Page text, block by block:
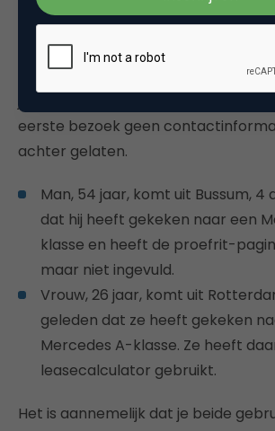
om expliciet op deze groep
en hiervoor een op maat gemaakte
ontwikkelen. Stel je bent een
eerste bezoek geen
achter gelaten.
Man, 54 jaar, komt uit Bussum, 4
dat hij heeft gekeken naar een
klasse en heeft de proefrit-
maar niet ingevuld.
Vrouw, 26 jaar, komt uit
geleden dat ze heeft gekeken
Mercedes A-klasse. Ze heeft
leasecalculator gebruikt.
Het is aannemelijk dat je beide